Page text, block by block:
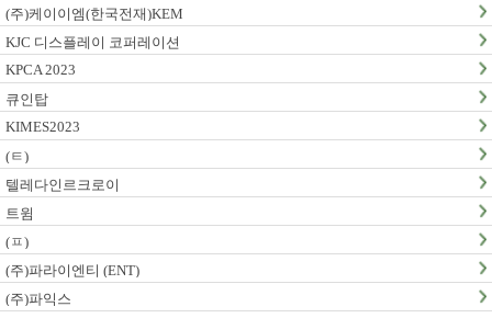
(주)케이이엠(한국전재)KEM
KJC 디스플레이 코퍼레이션
KPCA 2023
큐인탑
KIMES2023
(ㅌ)
텔레다인르크로이
트윔
(ㅍ)
(주)파라이엔티 (ENT)
(주)파익스